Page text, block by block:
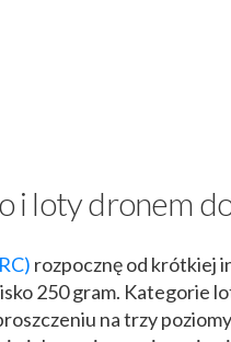
i loty dronem
rozpocznę od krótkiej
250 gram. Kategorie
na trzy